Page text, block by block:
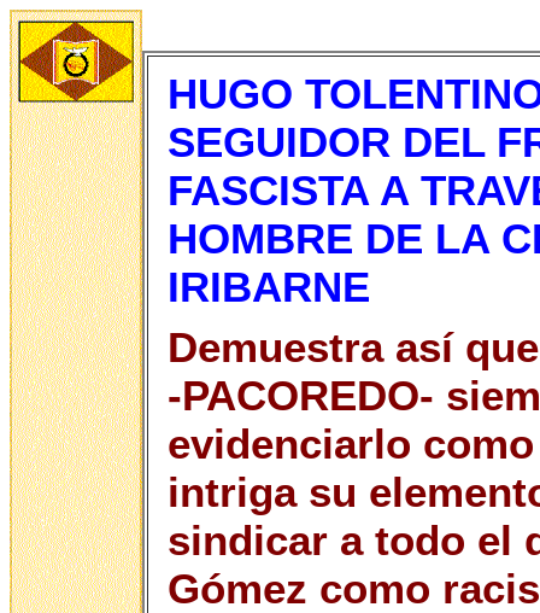
HUGO
SEGUIDOR DEL
FASCISTA A
HOMBRE DE LA
IRIBARNE
Demuestra así
-PACOREDO-
evidenciarlo
intriga su
sindicar a todo el
Gómez como